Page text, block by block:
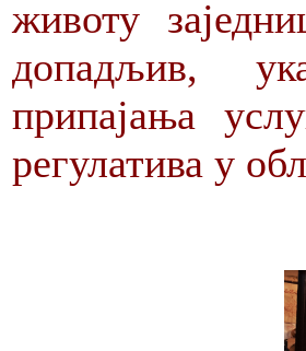
животу
допадљив,
припајања
регулатива у